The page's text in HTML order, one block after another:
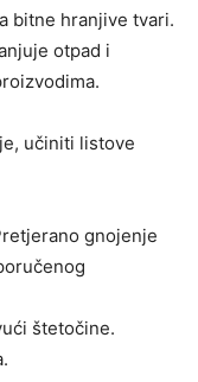
bitne hranjive tvari.
otpad i
učiniti listove
gnojenje
štetočine.